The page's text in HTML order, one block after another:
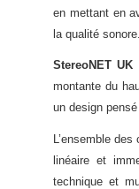
en mettant en
la qualité sonore.
StereoNET UK
montante du
un design
L’ensemble
linéaire et
technique et